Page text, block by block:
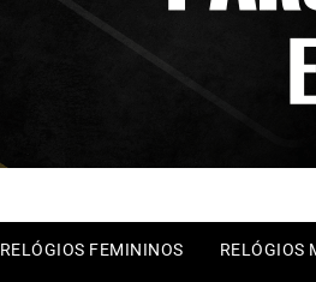
RELÓGIOS FEMININOS RELÓGIOS